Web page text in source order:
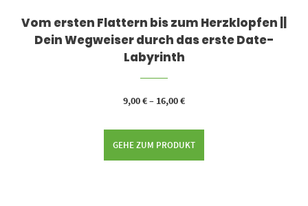
Vom ersten Flattern bis zum Herzklopfen ||
Dein Wegweiser durch das erste Date-
Labyrinth
9,00€– 16,00€
GEHE ZUM PRODUKT